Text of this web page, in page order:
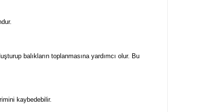
balıkların toplanmasına yardımcı olur. Bu
kaybedebilir.